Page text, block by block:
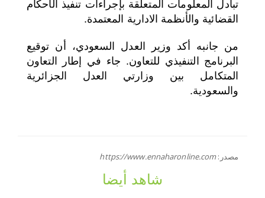
تبادل المعلومات المتعلقة بإجراءات تنفيذ الأحكام
القضائية والأنظمة الادارية المعتمدة.
من جانبه أكد وزير العدل السعودي، أن توقيع
البرنامج التنفيذي للتعاون. جاء في إطار التعاون
المتكامل بين وزارتي العدل الجزائرية
والسعودية.
مصدر:https://www.ennaharonline.com
شاهد أيضا